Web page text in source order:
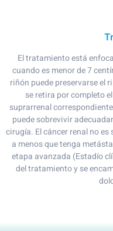
El tratamiento está
cuando es menor de 7
riñón puede preservarse el
se retira por completo
suprarrenal
puede sobrevivir
cirugía. El cáncer renal no
a menos que tenga
etapa avanzada (Estadío
del tratamiento y se